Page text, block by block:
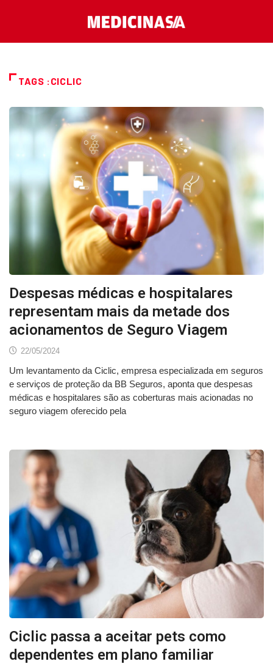
TAGS :CICLIC
Despesas médicas e hospitalares
representam mais da metade dos
acionamentos de Seguro Viagem
22/05/2024
Um levantamento da Ciclic, empresa especializada em seguros
e serviços de proteção da BB Seguros, aponta que despesas
médicas e hospitalares são as coberturas mais acionadas no
seguro viagem oferecido pela
Ciclic passa a aceitar pets como
dependentes em plano familiar